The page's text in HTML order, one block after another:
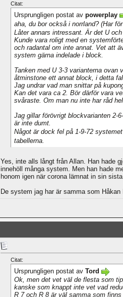
Citat:
Ursprungligen postat av powerplay
aha, du bor också i norrland? (Har
Låter annars intressant. Är det U
Kunde vara roligt med en
och radantal om inte annat. Vet att
system gärna indelade i block.
Tanken med U 3-3 varianterna ovan
åtminstone ett annat block, i detta
Jag undrar vad man snittar på
Kan det vara ca 2. Bör därför vara
svåraste. Om man nu inte har råd
Jag gillar förövrigt blockvarianten 2-
är inte dumt.
Något är dock fel på 1-9-72
tabellerna.
Yes, inte alls långt från Allan. Han hade
innehöll många system. Men han hade
honom igen när corona lämnat in sin
De system jag har är samma som Håkan
Citat:
Ursprungligen postat av Tord
Ok, men det vet väl de flesta som
kanske som knappt inte vet vad
R 7 och R 8 är väl samma som